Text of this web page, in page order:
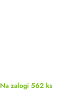
Na zalogi 562 ks